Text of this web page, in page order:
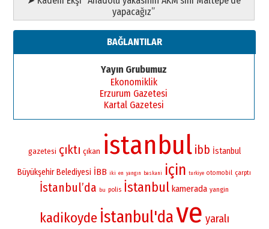
yapacağız”
BAĞLANTILAR
Yayın Grubumuz
Ekonomiklik
Erzurum Gazetesi
Kartal Gazetesi
gazetesi çıktı çıkan istanbul ibb İstanbul
Büyükşehir Belediyesi İBB iki en yangın baskani için turkiye otomobil çarptı
İstanbul’da bu polis İstanbul kamerada yangin
kadikoyde İstanbul'dave yaralı